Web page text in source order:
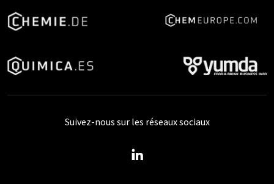
Suivez-nous sur les réseaux sociaux